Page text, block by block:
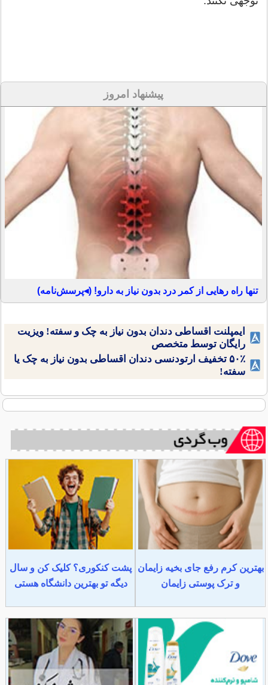
پیشنهاد امروز
تنها راه رهایی از کمر درد بدون نیاز به دارو! (◂پرسش‌نامه)
ایمپلنت اقساطی دندان بدون نیاز به چک و سفته! ویزیت
رایگان توسط متخصص
۵۰٪ تخفیف ارتودنسی دندان اقساطی بدون نیاز به چک یا
سفته!
بهترین کرم رفع جای بخیه زایمان
و ترک پوستی زایمان
پشت کنکوری؟ کلیک کن و سال
دیگه تو بهترین دانشگاه هستی